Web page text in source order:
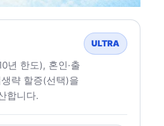
년 한도), 혼인·출
략 할증(선택)을
합니다.
ULTRA